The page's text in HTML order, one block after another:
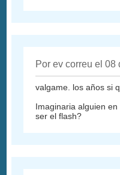
Por ev correu el 08
valgame. los años si
Imaginaria alguien
ser el flash?